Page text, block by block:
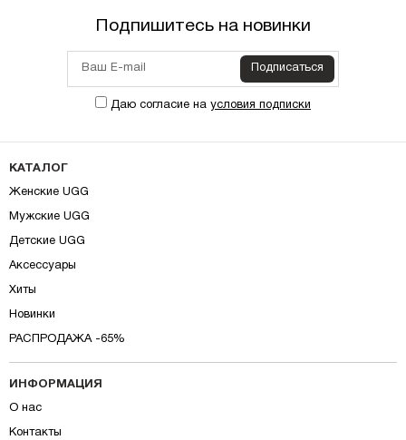
Подпишитесь на новинки
Подписаться
Даю согласие на условия подписки
КАТАЛОГ
Женские UGG
Мужские UGG
Детские UGG
Аксессуары
Хиты
Новинки
РАСПРОДАЖА -65%
ИНФОРМАЦИЯ
О нас
Контакты